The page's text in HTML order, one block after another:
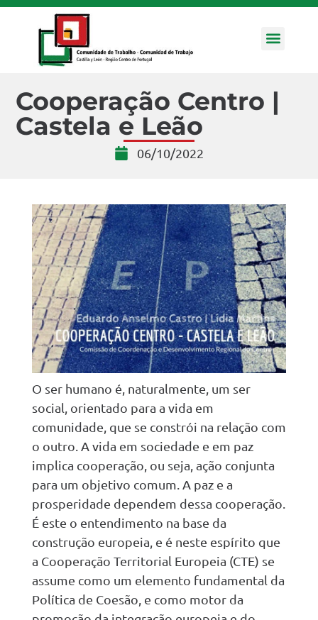
Cooperação Centro |
Castela e Leão
06/10/2022
O ser humano é, naturalmente, um ser
social, orientado para a vida em
comunidade, que se constrói na relação com
o outro. A vida em sociedade e em paz
implica cooperação, ou seja, ação conjunta
para um objetivo comum. A paz e a
prosperidade dependem dessa cooperação.
É este o entendimento na base da
construção europeia, e é neste espírito que
a Cooperação Territorial Europeia (CTE) se
assume como um elemento fundamental da
Política de Coesão, e como motor da